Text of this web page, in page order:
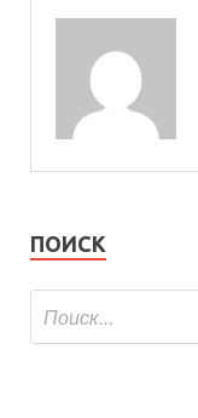
ПОИСК